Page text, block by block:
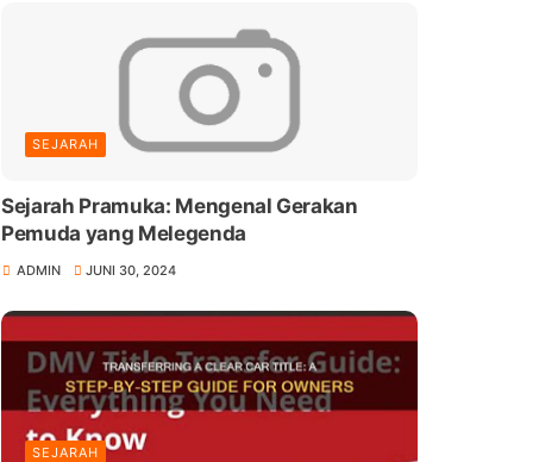
SEJARAH
Sejarah Pramuka: Mengenal Gerakan
Pemuda yang Melegenda
ADMIN JUNI 30, 2024
SEJARAH